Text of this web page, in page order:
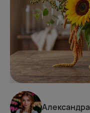
Александра